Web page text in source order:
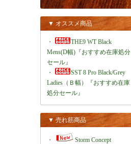
▼ オススメ商品
・
THE9 WT Black
Mens(D幅)『おすすめ在庫処分
セール』
・
SST 8 Pro Black/Grey
Ladies（Ｂ幅）『おすすめ在庫
処分セール』
▼ 売れ筋商品
・
Storm Concept